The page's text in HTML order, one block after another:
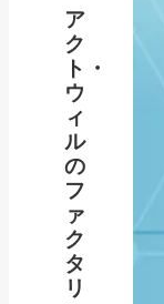
ア
ク
ト・
ウ
ィ
ル
の
フ
ァ
ク
タ
リ